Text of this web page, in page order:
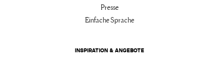
Presse
Einfache Sprache
INSPIRATION & ANGEBOTE